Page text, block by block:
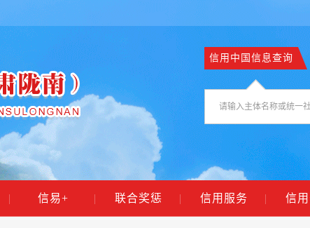
信用中国信息查询
| 信易+ | 联合奖惩 | 信用服务 | 信